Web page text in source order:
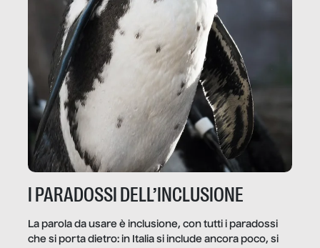
I PARADOSSI DELL’INCLUSIONE
La parola da usare è inclusione, con tutti i paradossi
che si porta dietro: in Italia si include ancora poco, si